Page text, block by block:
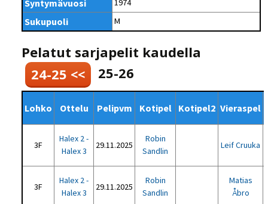
Syntymävuosi 1974
Sukupuoli M
Pelatut sarjapelit kaudella
24-25 <<
25-26
Lohko Ottelu Pelipvm Kotipel Kotipel2 Vieraspel
3F
Halex 2 -
Halex 3
29.11.2025
Robin
Sandlin
Leif Cruuka
3F
Halex 2 -
Halex 3
29.11.2025
Robin
Sandlin
Matias
Åbro